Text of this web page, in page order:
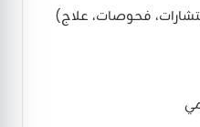
فحوصات، علاج)